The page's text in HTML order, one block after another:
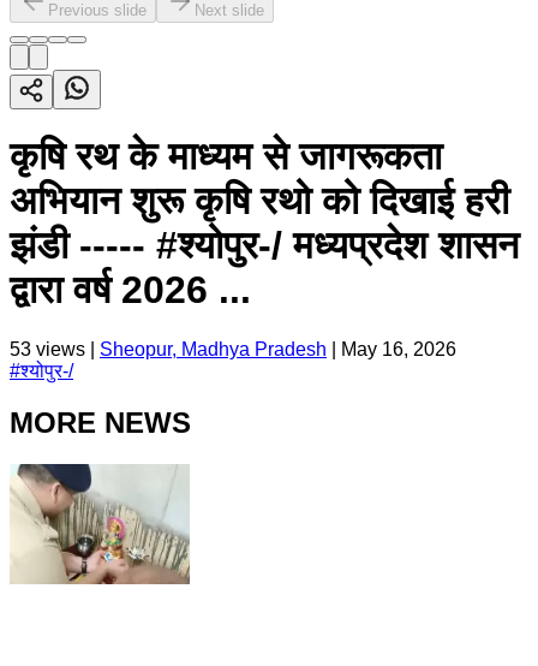
Previous slide Next slide
कृषि रथ के माध्यम से जागरूकता
अभियान शुरू कृषि रथो को दिखाई हरी
झंडी ----- #श्योपुर-/ मध्यप्रदेश शासन
द्वारा वर्ष 2026 ...
53 views | Sheopur, Madhya Pradesh
May 16, 2026
#श्योपुर-/
MORE NEWS